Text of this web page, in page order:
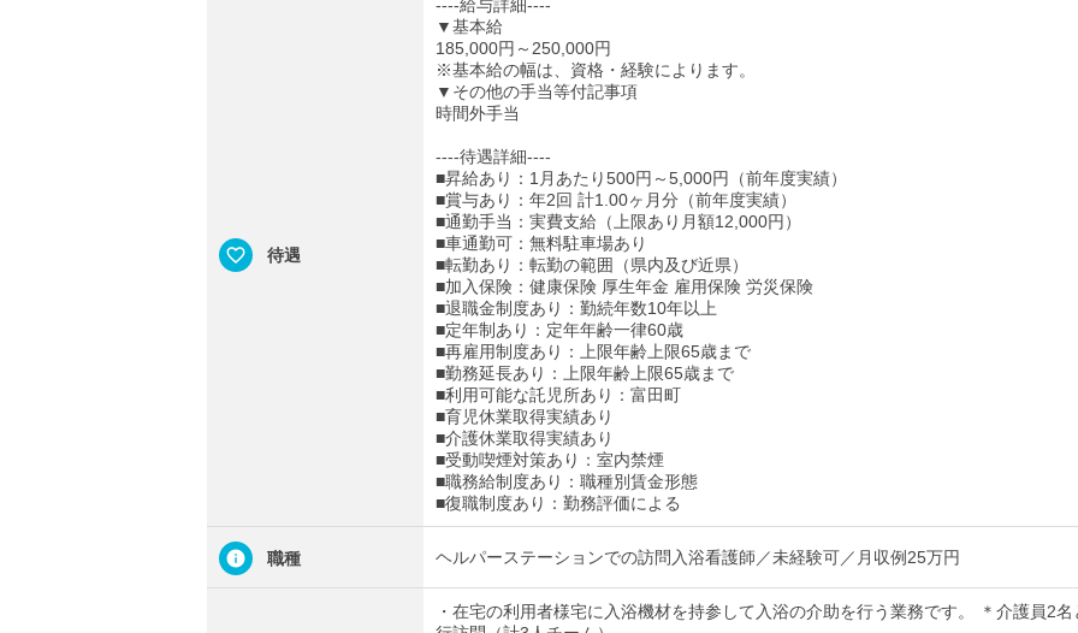
待遇
----給与詳細----
▼基本給
185,000円～250,000円
※基本給の幅は、資格・経験によります。
▼その他の手当等付記事項
時間外手当
----待遇詳細----
■昇給あり：1月あたり500円～5,000円（前年度実績）
■賞与あり：年2回 計1.00ヶ月分（前年度実績）
■通勤手当：実費支給（上限あり月額12,000円）
■車通勤可：無料駐車場あり
■転勤あり：転勤の範囲（県内及び近県）
■加入保険：健康保険 厚生年金 雇用保険 労災保険
■退職金制度あり：勤続年数10年以上
■定年制あり：定年年齢一律60歳
■再雇用制度あり：上限年齢上限65歳まで
■勤務延長あり：上限年齢上限65歳まで
■利用可能な託児所あり：富田町
■育児休業取得実績あり
■介護休業取得実績あり
■受動喫煙対策あり：室内禁煙
■職務給制度あり：職種別賃金形態
■復職制度あり：勤務評価による
職種 ヘルパーステーションでの訪問入浴看護師／未経験可／月収例25万円
・在宅の利用者様宅に入浴機材を持参して入浴の介助を行う業務です。 ＊介護員2名